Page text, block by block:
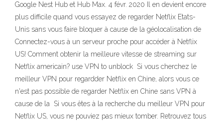
Google Nest Hub et Hub Max. 4 févr. 2020 Il en devient encore
plus difficile quand vous essayez de regarder Netflix Etats-
Unis sans vous faire bloquer à cause de la géolocalisation de
Connectez-vous à un serveur proche pour accéder à Netflix
US! Comment obtenir la meilleure vitesse de streaming sur
Netflix americain? use VPN to unblock Si vous cherchez le
meilleur VPN pour regardder Netflix en Chine, alors vous ce
n'est pas possible de regarder Netflix en Chine sans VPN à
cause de la Si vous êtes à la recherche du meilleur VPN pour
Netflix US, vous ne pouviez pas mieux tomber. Retrouvez tous